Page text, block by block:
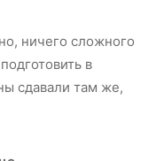
ничего сложного
в
сдавали там же,